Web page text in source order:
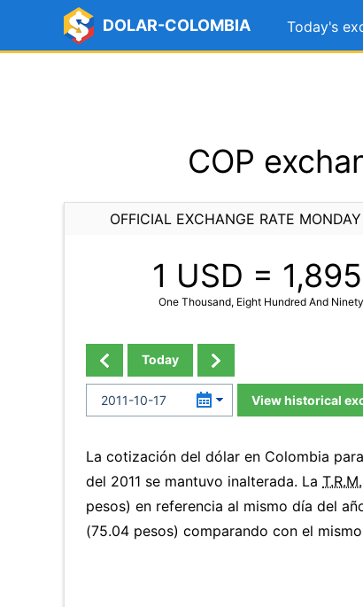
DOLAR-COLOMBIA Today's
COP
OFFICIAL EXCHANGE RATE
1 USD =
One Thousand, Eight Hundred And
Today
View historical
La cotización del dólar en Colombia
del 2011 se mantuvo inalterada. La T.R.M.
pesos) en referencia al mismo día del
(75.04 pesos) comparando con el